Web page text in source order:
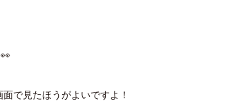
で見たほうがよいですよ！